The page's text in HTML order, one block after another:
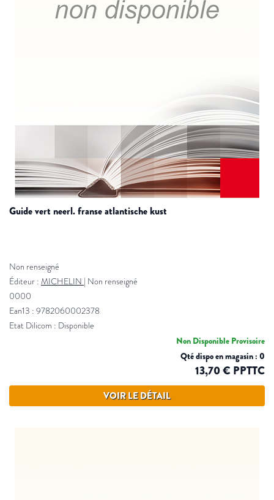
guide vert neerl. franse atlantische kust
Non renseigné
Éditeur : MICHELIN | Non renseigné
0000
Ean13 : 9782060002378
Etat Dilicom : Disponible
Non Disponible Provisoire
Qté dispo en magasin : 0
13,70 € PPTTC
VOIR LE DÉTAIL